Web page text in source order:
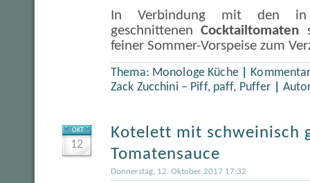
In Verbindung mit den in
geschnittenenCocktailtomaten
feiner Sommer-Vorspeise zum
Thema: Monologe Küche
Zack Zucchini – Piff, paff, Puffer
OKT
12
Kotelett mit schweinisch
Tomatensauce
Donnerstag, 12. Oktober 2017 17:32